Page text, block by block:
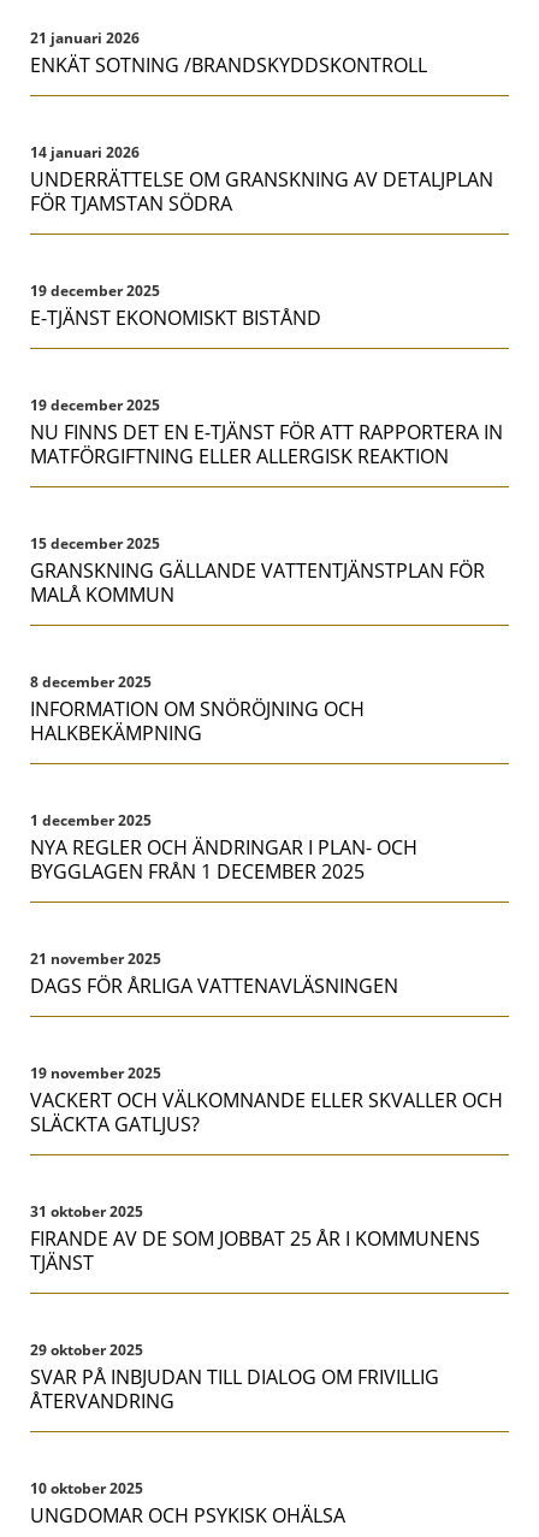
21 januari 2026
ENKÄT SOTNING /BRANDSKYDDSKONTROLL
14 januari 2026
UNDERRÄTTELSE OM GRANSKNING AV DETALJPLAN
FÖR TJAMSTAN SÖDRA
19 december 2025
E-TJÄNST EKONOMISKT BISTÅND
19 december 2025
NU FINNS DET EN E-TJÄNST FÖR ATT RAPPORTERA IN
MATFÖRGIFTNING ELLER ALLERGISK REAKTION
15 december 2025
GRANSKNING GÄLLANDE VATTENTJÄNSTPLAN FÖR
MALÅ KOMMUN
8 december 2025
INFORMATION OM SNÖRÖJNING OCH
HALKBEKÄMPNING
1 december 2025
NYA REGLER OCH ÄNDRINGAR I PLAN- OCH
BYGGLAGEN FRÅN 1 DECEMBER 2025
21 november 2025
DAGS FÖR ÅRLIGA VATTENAVLÄSNINGEN
19 november 2025
VACKERT OCH VÄLKOMNANDE ELLER SKVALLER OCH
SLÄCKTA GATLJUS?
31 oktober 2025
FIRANDE AV DE SOM JOBBAT 25 ÅR I KOMMUNENS
TJÄNST
29 oktober 2025
SVAR PÅ INBJUDAN TILL DIALOG OM FRIVILLIG
ÅTERVANDRING
10 oktober 2025
UNGDOMAR OCH PSYKISK OHÄLSA